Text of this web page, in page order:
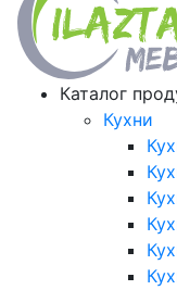
Каталог
Кухни